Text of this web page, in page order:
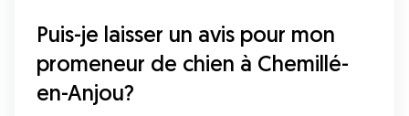
Puis-je laisser un avis pour mon
promeneur de chien à Chemillé-
en-Anjou?